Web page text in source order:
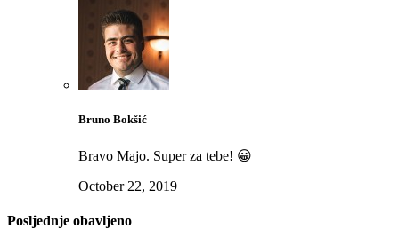
Bruno Bokšić
Bravo Majo. Super za tebe! 😀
October 22, 2019
Posljednje obavljeno